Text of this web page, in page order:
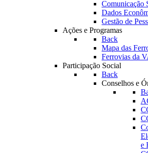
Comunicação
Dados
Gestão de
Ações e Programas
Back
Mapa das
Ferrovias da
Participação Social
Back
Conselhos e
e